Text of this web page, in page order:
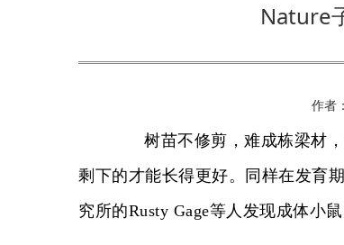
Nature
作者
树苗不修剪，难成栋梁材，
剩下的才能长得更好。同样在发育
究所的Rusty Gage等人发现成体小